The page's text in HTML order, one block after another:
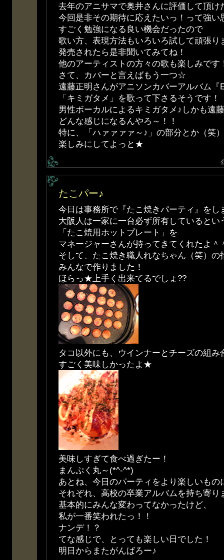
去年のアニサマで奥井さんに評価して頂け
今回是非その期待に応えたいっ！って強い
すごく勉強になる良い機会だったので
歌い方、表現方法もいろいろ試して頑張り
発売されたら是非聞いてみてね！
他のアーティストの方々の歌も楽しみです
さて、カバーと言えばもう一つ☆
遠藤正明さんがアニソンカバーアルバム『
「キミガタメ」を歌って下さるそうです！
男性ボーカルによるキミガタメ♪しかも遠
どんな感じになるんやろ～！！
特に、「ハァァァァ～♪」の部分とか（笑
楽しみにしてよっと★
たこパー♪
今日は事務所で『たこ焼きパーティ』を
大阪人は一家に一台必ず所有しているとい
「たこ焼用ホットプレート」を
マネージャーさんが持ってきてくれたよ＾
そして、たこ焼き職人れなちゃん（笑）の
みんなで作りました！
ほらっ★上手く出来てるでしょ??
タコ以外にも、ウインナーとチーズの組み
すごく美味しかったよ★
美味しすぎて食べ過ぎたー！
まんぷく丸～(*^-^*)
あとね、今日のパーティをより楽しいもの
それぞれ、高校の卒業アルバムを持ち寄り
基本的にみんな変わってなかったけど、
私が一番笑われたっ！！
ナンデ！？
てな感じで、とっても楽しい日でした！
明日からまたがんばろー♪